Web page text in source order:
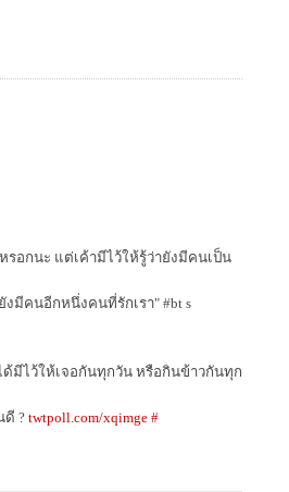
อกนะ แต่เค้ามีไว้ให้รู้ว่ายังมีคนเป็น
มีคนอีกหนึ่งคนที่รักเรา" #bt s
ได้มีไว้ให้เจอกันทุกวัน หรือกินข้าวกันทุก
ดี ?twtpoll.com/xqimge #